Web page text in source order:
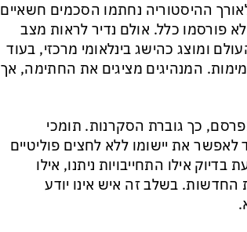
ההיסטוריה נחתמו הסכמים חשאיים
פורסמו כלל. אולם נדיר לראות מצב
ומוצג כהישג בינלאומי מרכזי, בעוד
המנהיגים מציגים את החתימה, אך
כך גוברת הסקרנות. תומכי
את יישומו ללא לחצים פוליטיים
אילו התחייבויות ניתנו, אילו
החדשות. בשלב זה איש אינו יודע